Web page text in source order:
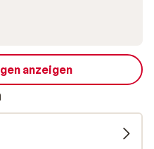
anzeigen